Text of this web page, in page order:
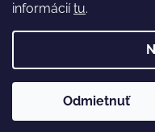
informáciítu.
Odmietnuť
Vytvoril
Copyright 2026